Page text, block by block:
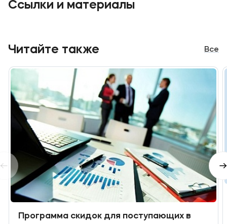
Ссылки и материалы
Читайте также Все
Программа скидок для поступающих в